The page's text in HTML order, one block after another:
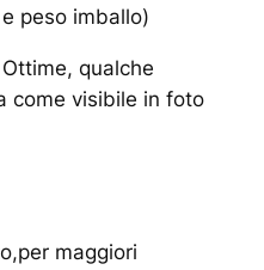
peso imballo)
Ottime, qualche
come visibile in foto
maggiori